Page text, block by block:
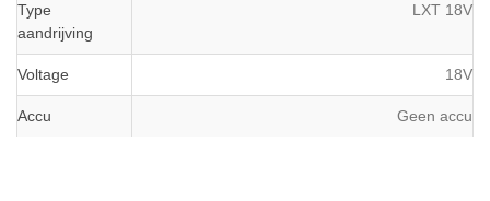
Type
aandrijving
LXT 18V
Voltage 18V
Accu Geen accu